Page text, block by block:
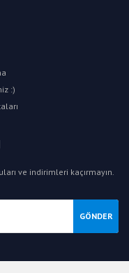
:)
ve indirimleri kaçırmayın.
GÖNDER